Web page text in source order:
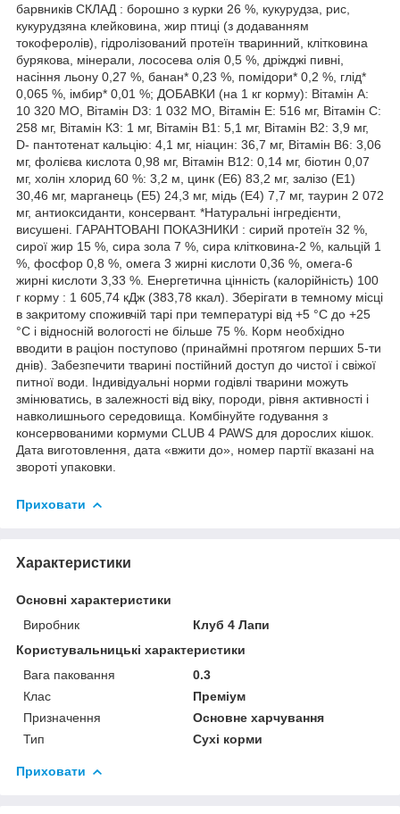
барвників СКЛАД : борошно з курки 26 %, кукурудза, рис,
кукурудзяна клейковина, жир птиці (з додаванням
токоферолів), гідролізований протеїн тваринний, клітковина
бурякова, мінерали, лососева олія 0,5 %, дріжджі пивні,
насіння льону 0,27 %, банан* 0,23 %, помідори* 0,2 %, глід*
0,065 %, імбир* 0,01 %; ДОБАВКИ (на 1 кг корму): Вітамін А:
10 320 МО, Вітамін D3: 1 032 МО, Вітамін Е: 516 мг, Вітамін С:
258 мг, Вітамін К3: 1 мг, Вітамін В1: 5,1 мг, Вітамін В2: 3,9 мг,
D- пантотенат кальцію: 4,1 мг, ніацин: 36,7 мг, Вітамін В6: 3,06
мг, фолієва кислота 0,98 мг, Вітамін В12: 0,14 мг, біотин 0,07
мг, холін хлорид 60 %: 3,2 м, цинк (Е6) 83,2 мг, залізо (Е1)
30,46 мг, марганець (Е5) 24,3 мг, мідь (Е4) 7,7 мг, таурин 2 072
мг, антиоксиданти, консервант. *Натуральні інгредієнти,
висушені. ГАРАНТОВАНІ ПОКАЗНИКИ : сирий протеїн 32 %,
сирої жир 15 %, сира зола 7 %, сира клітковина-2 %, кальцій 1
%, фосфор 0,8 %, омега 3 жирні кислоти 0,36 %, омега-6
жирні кислоти 3,33 %. Енергетична цінність (калорійність) 100
г корму : 1 605,74 кДж (383,78 ккал). Зберігати в темному місці
в закритому споживчій тарі при температурі від +5 °С до +25
°С і відносній вологості не більше 75 %. Корм необхідно
вводити в раціон поступово (принаймні протягом перших 5-ти
днів). Забезпечити тварині постійний доступ до чистої і свіжої
питної води. Індивідуальні норми годівлі тварини можуть
змінюватись, в залежності від віку, породи, рівня активності і
навколишнього середовища. Комбінуйте годування з
консервованими кормуми CLUB 4 PAWS для дорослих кішок.
Дата виготовлення, дата «вжити до», номер партії вказані на
звороті упаковки.
Приховати
Характеристики
Основні характеристики
Виробник
Клуб 4 Лапи
Користувальницькі характеристики
Вага паковання
0.3
Клас
Преміум
Призначення
Основне харчування
Тип
Сухі корми
Приховати